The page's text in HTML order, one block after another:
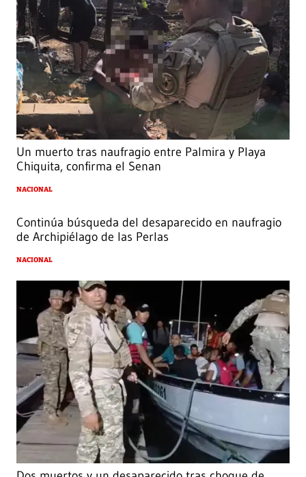
Un muerto tras naufragio entre Palmira y Playa
Chiquita, confirma el Senan
NACIONAL
Continúa búsqueda del desaparecido en naufragio
de Archipiélago de las Perlas
NACIONAL